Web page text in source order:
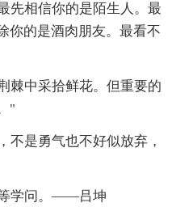
先相信你的是陌生人。最
你的是酒肉朋友。最看不
棘中采拾鲜花。但重要的
"
不是勇气也不好似放弃，
学问。——吕坤